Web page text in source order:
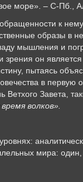
море». – С-Пб.,
к
образы в
мышления и
зрения он
пытаясь
в первую
Ветхого Завета,
волков».
мира: один,